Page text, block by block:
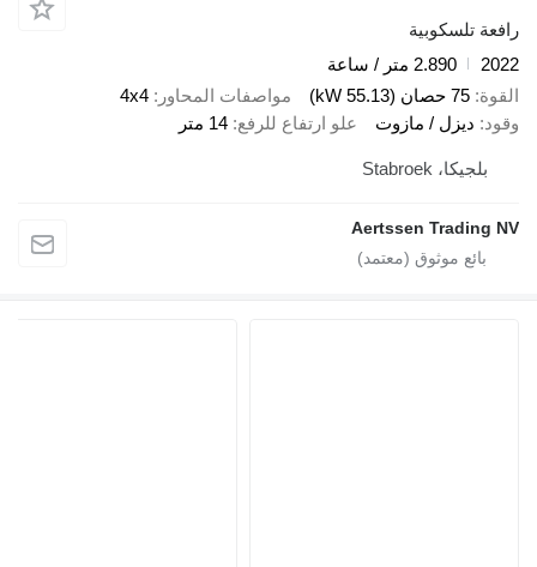
رافعة تلسكوبية
2022
2.890 متر / ساعة
القوة 75 حصان (55.13 kW) مواصفات المحاور
4x4
وقود ديزل / مازوت علو ارتفاع للرفع 14 متر
بلجيكا، Stabroek
Aertssen Trading NV